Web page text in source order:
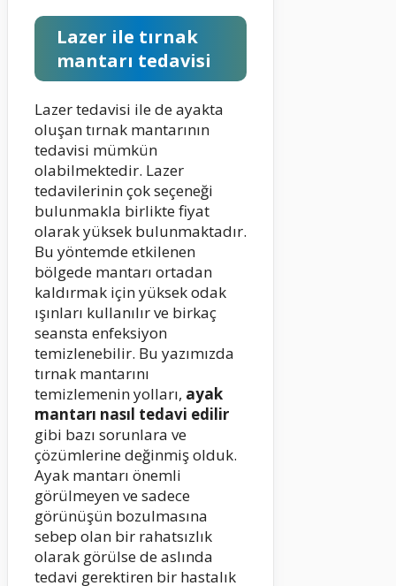
Lazer ile tırnak
mantarı tedavisi
Lazer tedavisi ile de ayakta
oluşan tırnak mantarının
tedavisi mümkün
olabilmektedir. Lazer
tedavilerinin çok seçeneği
bulunmakla birlikte fiyat
olarak yüksek bulunmaktadır.
Bu yöntemde etkilenen
bölgede mantarı ortadan
kaldırmak için yüksek odak
ışınları kullanılır ve birkaç
seansta enfeksiyon
temizlenebilir. Bu yazımızda
tırnak mantarını
temizlemenin yolları, ayak
mantarı nasıl tedavi edilir
gibi bazı sorunlara ve
çözümlerine değinmiş olduk.
Ayak mantarı önemli
görülmeyen ve sadece
görünüşün bozulmasına
sebep olan bir rahatsızlık
olarak görülse de aslında
tedavi gerektiren bir hastalık